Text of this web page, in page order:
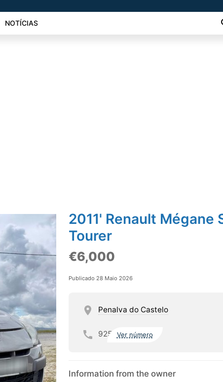
NOTÍCIAS
2011' Renault Mégane
Tourer
€6,000
Publicado 28 Maio 2026
Penalva do Castelo
925 Ver número
Information from the owner